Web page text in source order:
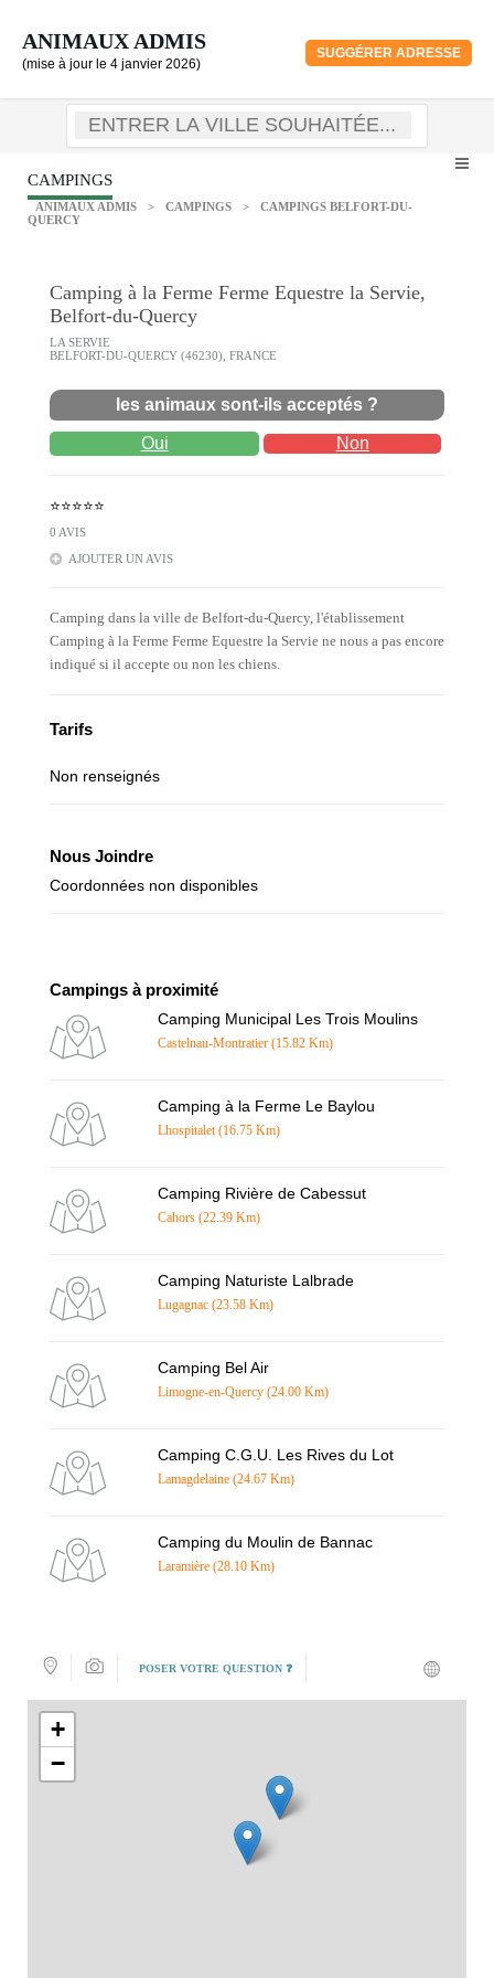
ANIMAUX ADMIS
(mise à jour le 4 janvier 2026)
SUGGÉRER ADRESSE
CAMPINGS
ANIMAUX ADMIS > CAMPINGS >
CAMPINGS BELFORT-DU-
QUERCY
Camping à la Ferme Ferme Equestre la Servie,
Belfort-du-Quercy
LA SERVIE
BELFORT-DU-QUERCY (46230), FRANCE
les animaux sont-ils acceptés ?
Oui Non
⭐⭐⭐⭐⭐
0 AVIS
AJOUTER UN AVIS
Camping dans la ville de Belfort-du-Quercy, l'établissement
Camping à la Ferme Ferme Equestre la Servie ne nous a pas encore
indiqué si il accepte ou non les chiens.
Tarifs
Non renseignés
Nous Joindre
Coordonnées non disponibles
Campings à proximité
Camping Municipal Les Trois Moulins
Castelnau-Montratier (15.82 Km)
Camping à la Ferme Le Baylou
Lhospitalet (16.75 Km)
Camping Rivière de Cabessut
Cahors (22.39 Km)
Camping Naturiste Lalbrade
Lugagnac (23.58 Km)
Camping Bel Air
Limogne-en-Quercy (24.00 Km)
Camping C.G.U. Les Rives du Lot
Lamagdelaine (24.67 Km)
Camping du Moulin de Bannac
Laramière (28.10 Km)
POSER VOTRE QUESTION ❓
+
−